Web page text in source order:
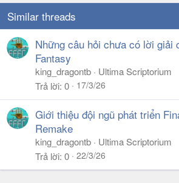
Similar threads
Những câu hỏi chưa có lời giải
Fantasy
king_dragontb
Ultima Scriptorium
Trả lời 0 17/3/26
Giới thiệu đội ngũ phát triển
Remake
king_dragontb
Ultima Scriptorium
Trả lời 0 22/3/26